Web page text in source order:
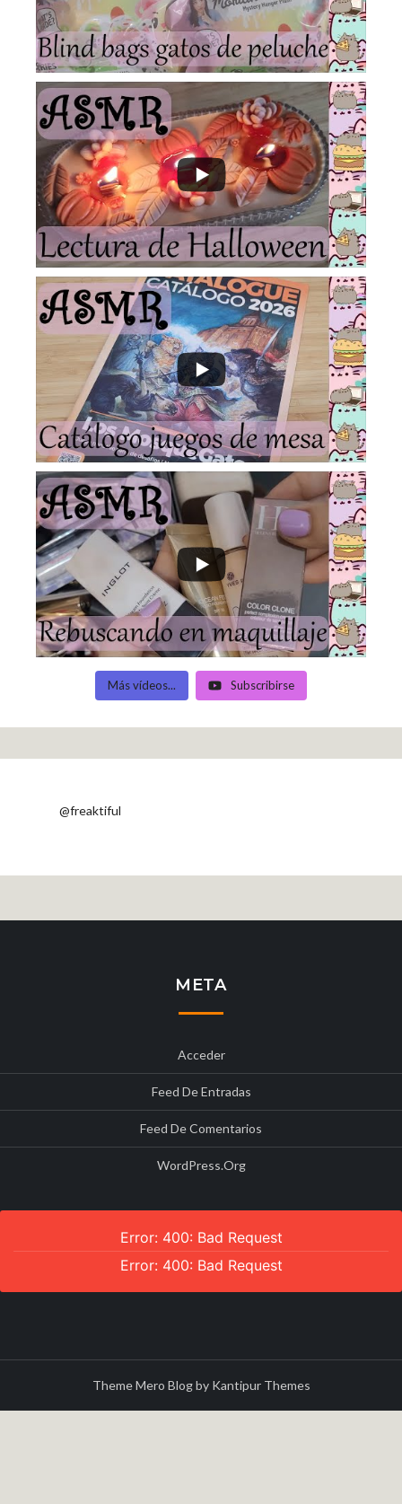
Más vídeos... Subscribirse
@freaktiful
META
Acceder
Feed De Entradas
Feed De Comentarios
WordPress.org
Error: 400: Bad Request
Error: 400: Bad Request
Theme Mero Blog by Kantipur Themes